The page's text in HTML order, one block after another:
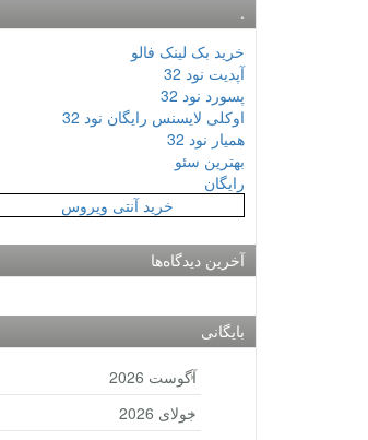
.
خرید بک لینک فالو
آپدیت نود 32
پسورد نود 32
اوکلی لایسنس رایگان نود 32
همیار نود 32
بهترین سئو
رایگان
خرید آنتی ویروس
آخرین دیدگاه‌ها
بایگانی
آگوست 2026
جولای 2026